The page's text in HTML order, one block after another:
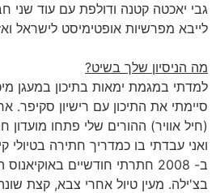
לייבא מפרשיות אופטימיסט לישראל
מה הניסיון שלך בשיט?
למדתי במגמת ימאות בתיכון במעגן
סיימתי את התיכון עם רישיון סקיפר.
(חיל אוויר) ההורים שלי פתחו
ואני עבדתי בו כמדריך חתירה בטיולי
ב- 2008 חתרתי חודשיים
בצ'ילה. מעין טיול אחרי צבא, קצת